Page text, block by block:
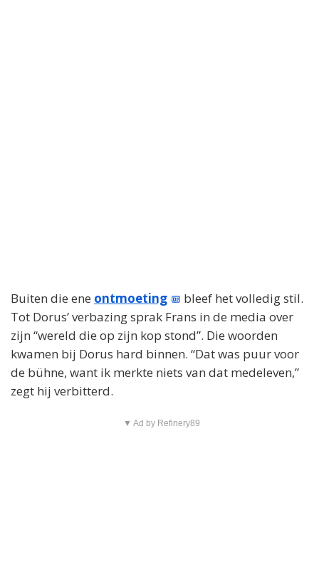
Buiten die ene ontmoeting
bleef het volledig stil.
Tot Dorus’ verbazing sprak Frans in de media over
zijn “wereld die op zijn kop stond”. Die woorden
kwamen bij Dorus hard binnen. “Dat was puur voor
de bühne, want ik merkte niets van dat medeleven,”
zegt hij verbitterd.
▼ Ad by Refinery89